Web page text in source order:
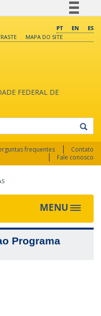
Comunica BR
PT EN
ES
MAPA DO SITE
FEDERAL DE
frequentes
Contato
Fale conosco
MENU
Toggle
Programa